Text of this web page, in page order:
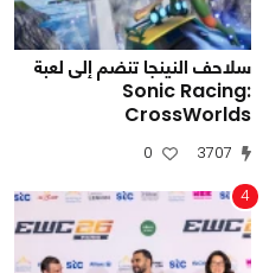
سلاحف النينجا تنضم إلى لعبة
Sonic Racing:
CrossWorlds
3707
0
4